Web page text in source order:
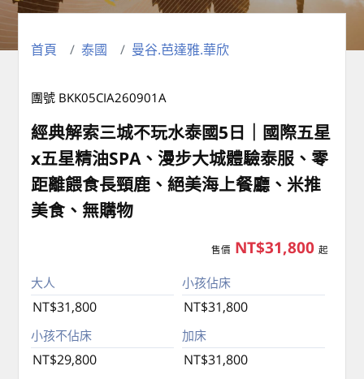
首頁 泰國 曼谷.芭達雅.華欣
團號 BKK05CIA260901A
經典解索三城不玩水泰國5日｜國際五星
x五星精油SPA、漫步大城體驗泰服、零
距離餵食長頸鹿、絕美海上餐廳、米推
美食、無購物
售價 NT$31,800 起
大人
NT$31,800
小孩佔床
NT$31,800
小孩不佔床
NT$29,800
加床
NT$31,800